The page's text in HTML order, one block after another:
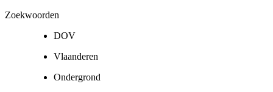
Zoekwoorden
DOV
Vlaanderen
Ondergrond